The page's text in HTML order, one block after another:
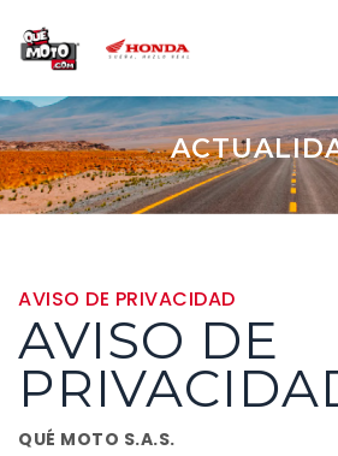
AVISO DE PRIVACIDAD
AVISO DE
QUÉ MOTO S.A.S.